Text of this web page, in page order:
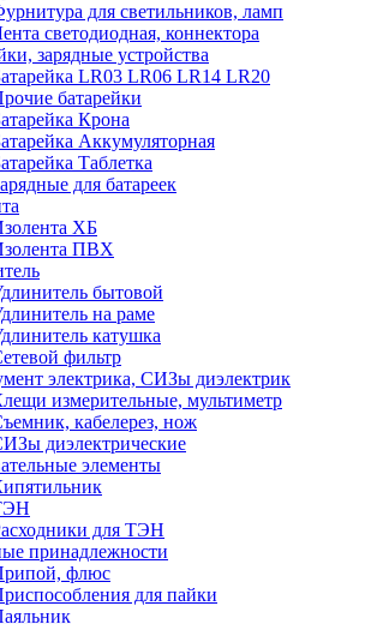
для светильников, ламп
светодиодная, коннектора
зарядные устройства
LR03 LR06 LR14 LR20
батарейки
Крона
Аккумуляторная
Таблетка
для батареек
ХБ
ПВХ
бытовой
на раме
катушка
фильтр
электрика, СИЗы диэлектрик
измерительные, мультиметр
кабелерез, нож
диэлектрические
элементы
для ТЭН
принадлежности
флюс
для пайки